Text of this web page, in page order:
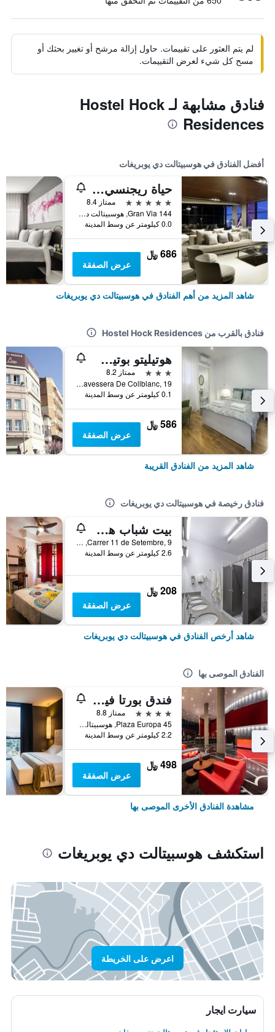
لم يتم العثور على تقييمات. حاول إزالة مرشح أو تغيير بحثك أو
مسح كل شيء لعرض التقييمات.
فنادق مشابهة لـ Hostel Hock
Residences
أفضل الفنادق في هوسبيتالت دي يوبريغات
حياة ريجنسي برشلونة تاور
5 نجوم
ممتاز 8.4
Gran Via 144, هوسبيتالت دي يوبريغات, كاتالونيا, أسبانيا
0.0 كيلومتر عن وسط المدينة
686 ﷼
عرض الصفقة
شاهد المزيد من أهم الفنادق في هوسبيتالت دي يوبريغات
فنادق بالقرب من Hostel Hock Residences
هوتيليتو بوتيك كامب نو
3 نجوم
ممتاز 8.2
Travessera De Collblanc, 19, هوسبيتالت دي يوبريغات, كاتالونيا, أسبانيا
0.1 كيلومتر عن وسط المدينة
586 ﷼
عرض الصفقة
شاهد المزيد من الفنادق القريبة
فنادق رخيصة في هوسبيتالت دي يوبريغات
بيت شباب هولا كولبلانك
Carrer 11 de Setembre, 9, هوسبيتالت دي يوبريغات, كاتالونيا, أسبانيا
2.6 كيلومتر عن وسط المدينة
208 ﷼
عرض الصفقة
شاهد أرخص الفنادق في هوسبيتالت دي يوبريغات
الفنادق الموصى بها
فندق بورتا فيرا 4 سوب
4 نجوم
ممتاز 8.8
Plaza Europa 45, هوسبيتالت دي يوبريغات, كاتالونيا, أسبانيا
2.2 كيلومتر عن وسط المدينة
498 ﷼
عرض الصفقة
مشاهدة الفنادق الأخرى الموصى بها
استكشف هوسبيتالت دي يوبريغات
اعرض على الخريطة
سيارت ايجار